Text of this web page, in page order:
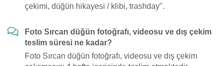
çekimi, düğün hikayesi / klibi, trashday".
Foto Sırcan düğün fotoğrafı, videosu ve dış çekim
teslim süresi ne kadar?
Foto Sırcan düğün fotoğrafı, videosu ve dış çekim